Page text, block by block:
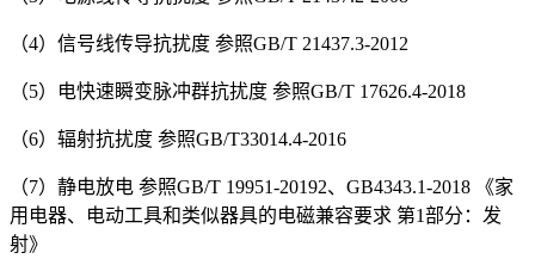
（4）信号线传导抗扰度 参照GB/T 21437.3-2012
（5）电快速瞬变脉冲群抗扰度 参照GB/T 17626.4-2018
（6）辐射抗扰度 参照GB/T33014.4-2016
（7）静电放电 参照GB/T 19951-20192、GB4343.1-2018 《家
用电器、电动工具和类似器具的电磁兼容要求 第1部分：发
射》